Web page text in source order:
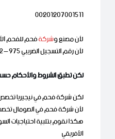
00201207001511
لأن مصنع وشركةفحم للفحم
لأن رقم التسجيل الضريبي 975 – 872 – 449
لكن تطبق الشروط والأحكام حسب
لكن شركة فحم في نيجيريا
لأن شركة فحم في الصومال
هكذا نقوم بتلبية احتياجيات
الأفريقي